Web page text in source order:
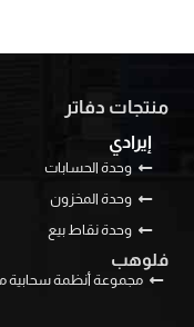
منتجات دفاتر
إيرادي
وحدة الحسابات
وحدة المخزون
وحدة نقاط بيع
فلوهب
مجموعة أنظمة سحابية